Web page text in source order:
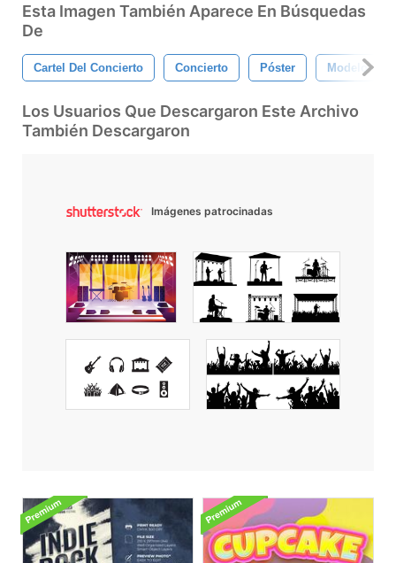
Esta Imagen También Aparece En Búsquedas
De
Cartel Del Concierto Concierto Póster Modelo
Los Usuarios Que Descargaron Este Archivo
También Descargaron
Imágenes patrocinadas